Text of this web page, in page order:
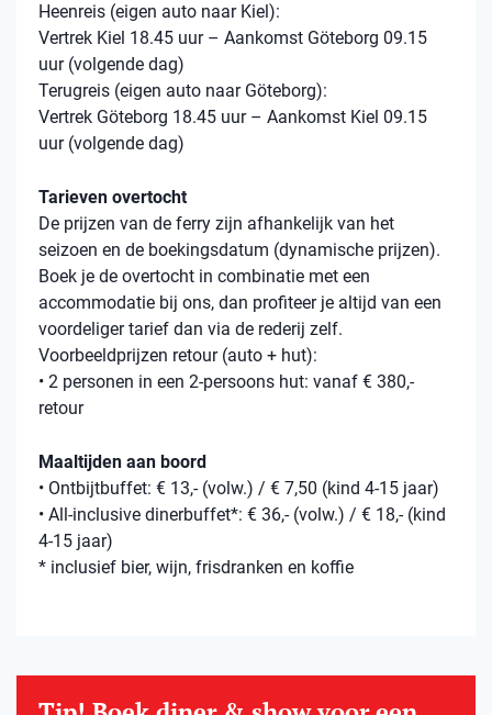
Heenreis (eigen auto naar Kiel):
Vertrek Kiel 18.45 uur – Aankomst Göteborg 09.15
uur (volgende dag)
Terugreis (eigen auto naar Göteborg):
Vertrek Göteborg 18.45 uur – Aankomst Kiel 09.15
uur (volgende dag)
Tarieven overtocht
De prijzen van de ferry zijn afhankelijk van het
seizoen en de boekingsdatum (dynamische prijzen).
Boek je de overtocht in combinatie met een
accommodatie bij ons, dan profiteer je altijd van een
voordeliger tarief dan via de rederij zelf.
Voorbeeldprijzen retour (auto + hut):
• 2 personen in een 2-persoons hut: vanaf € 380,-
retour
Maaltijden aan boord
• Ontbijtbuffet: € 13,- (volw.) / € 7,50 (kind 4-15 jaar)
• All-inclusive dinerbuffet*: € 36,- (volw.) / € 18,- (kind
4-15 jaar)
* inclusief bier, wijn, frisdranken en koffie